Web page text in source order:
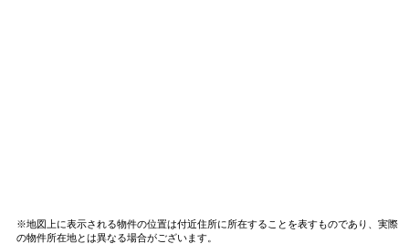
※地図上に表示される物件の位置は付近住所に所在することを表すものであり、実際
の物件所在地とは異なる場合がございます。